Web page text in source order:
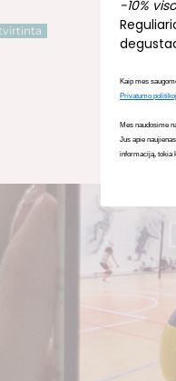
-10%
Kaip mes
Privatumo
Mes naudosime
Jus apie
informaciją, tokia